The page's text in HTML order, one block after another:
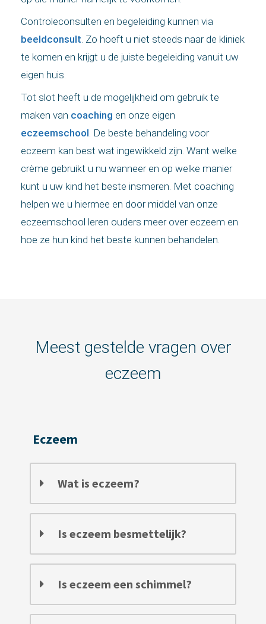
Controleconsulten en begeleiding kunnen via
beeldconsult. Zo hoeft u niet steeds naar de kliniek
te komen en krijgt u de juiste begeleiding vanuit uw
eigen huis.
Tot slot heeft u de mogelijkheid om gebruik te
maken van coaching en onze eigen
eczeemschool. De beste behandeling voor
eczeem kan best wat ingewikkeld zijn. Want welke
crème gebruikt u nu wanneer en op welke manier
kunt u uw kind het beste insmeren. Met coaching
helpen we u hiermee en door middel van onze
eczeemschool leren ouders meer over eczeem en
hoe ze hun kind het beste kunnen behandelen.
Meest gestelde vragen over
eczeem
Eczeem
Wat is eczeem?
Is eczeem besmettelijk?
Is eczeem een schimmel?